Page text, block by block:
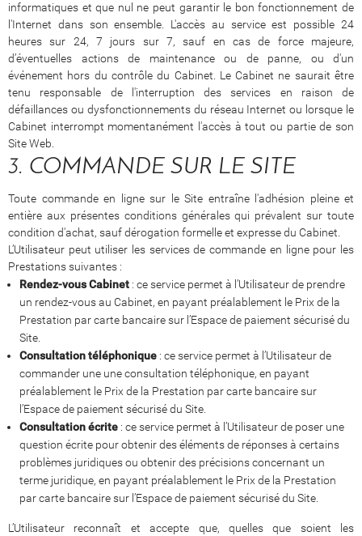
informatiques et que nul ne peut garantir le bon fonctionnement de
l'Internet dans son ensemble. L'accès au service est possible 24
heures sur 24, 7 jours sur 7, sauf en cas de force majeure,
d’éventuelles actions de maintenance ou de panne, ou d'un
événement hors du contrôle du Cabinet. Le Cabinet ne saurait être
tenu responsable de l'interruption des services en raison de
défaillances ou dysfonctionnements du réseau Internet ou lorsque le
Cabinet interrompt momentanément l'accès à tout ou partie de son
Site Web.
3. COMMANDE SUR LE SITE
Toute commande en ligne sur le Site entraîne l'adhésion pleine et
entière aux présentes conditions générales qui prévalent sur toute
condition d'achat, sauf dérogation formelle et expresse du Cabinet.
L’Utilisateur peut utiliser les services de commande en ligne pour les
Prestations suivantes :
Rendez-vous Cabinet : ce service permet à l’Utilisateur de prendre
un rendez-vous au Cabinet, en payant préalablement le Prix de la
Prestation par carte bancaire sur l’Espace de paiement sécurisé du
Site.
Consultation téléphonique : ce service permet à l’Utilisateur de
commander une une consultation téléphonique, en payant
préalablement le Prix de la Prestation par carte bancaire sur
l’Espace de paiement sécurisé du Site.
Consultation écrite : ce service permet à l’Utilisateur de poser une
question écrite pour obtenir des éléments de réponses à certains
problèmes juridiques ou obtenir des précisions concernant un
terme juridique, en payant préalablement le Prix de la Prestation
par carte bancaire sur l’Espace de paiement sécurisé du Site.
L’Utilisateur reconnaît et accepte que, quelles que soient les